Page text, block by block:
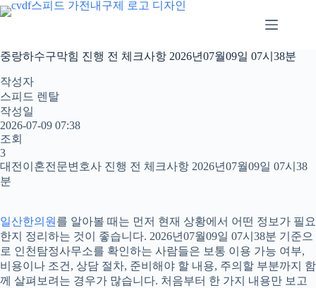
본
문
로
건
너
뛰
기
중랑하수구막힘 진행 전 체크사항 2026년07월09일 07시38분
작성자
스피드 렌탈
작성일
2026-07-09 07:38
조회
3
대전이혼전문변호사 진행 전 체크사항 2026년07월09일 07시38
분
일산한의원 를 알아볼 때는 먼저 현재 상황에서 어떤 정보가 필요
한지 정리하는 것이 좋습니다. 2026년07월09일 07시38분 기준으
로 인천탐정사무소를 확인하는 사람들은 보통 이용 가능 여부,
비용이나 조건, 상담 절차, 준비해야 할 내용, 주의할 부분까지 함
께 살펴보려는 경우가 많습니다. 처음부터 한 가지 내용만 보고